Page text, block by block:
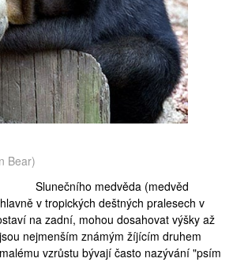
Bear)
Slunečního medvěda (medvěd
v tropických deštných pralesech v
na zadní, mohou dosahovat výšky až
nejmenším známým žíjícím druhem
vzrůstu bývají často nazývání "psím